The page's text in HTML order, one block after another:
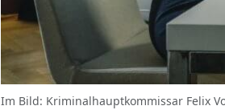
Im Bild: Kriminalhauptkommissar Felix